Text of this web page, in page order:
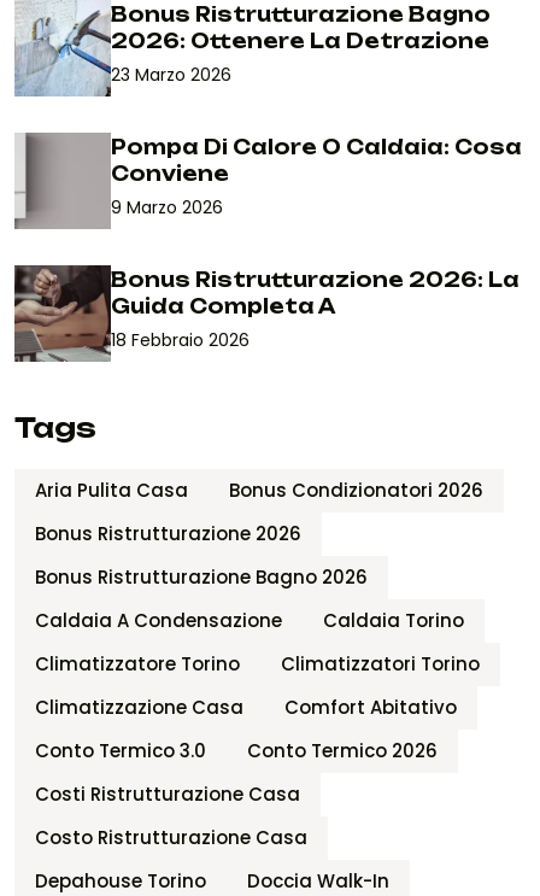
Bonus Ristrutturazione Bagno
2026: Ottenere La Detrazione
23 Marzo 2026
Pompa Di Calore O Caldaia: Cosa
Conviene
9 Marzo 2026
Bonus Ristrutturazione 2026: La
Guida Completa A
18 Febbraio 2026
Tags
Aria Pulita Casa
Bonus Condizionatori 2026
Bonus Ristrutturazione 2026
Bonus Ristrutturazione Bagno 2026
Caldaia A Condensazione
Caldaia Torino
Climatizzatore Torino
Climatizzatori Torino
Climatizzazione Casa
Comfort Abitativo
Conto Termico 3.0
Conto Termico 2026
Costi Ristrutturazione Casa
Costo Ristrutturazione Casa
Depahouse Torino
Doccia Walk-In